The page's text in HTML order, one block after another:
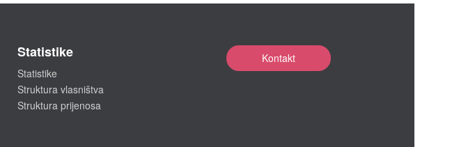
Statistike
Statistike
Struktura vlasništva
Struktura prijenosa
Kontakt